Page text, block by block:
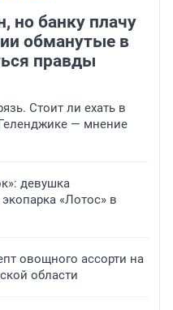
но банку плачу
обманутые в
правды
Стоит ли ехать в
— мнение
девушка
«Лотос» в
овощного ассорти на
области